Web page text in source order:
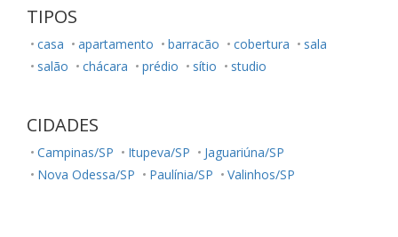
TIPOS
casa apartamento barracão cobertura
sala
salão
chácara prédio sítio studio
CIDADES
Campinas/SP Itupeva/SP
Jaguariúna/SP
Nova Odessa/SP
Paulínia/SP Valinhos/SP